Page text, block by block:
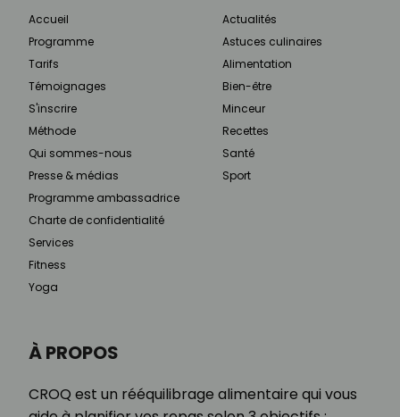
À PROPOS
CROQ est un rééquilibrage alimentaire qui vous
Accueil
Programme
Tarifs
Témoignages
S'inscrire
Méthode
Qui sommes-nous
Presse & médias
Programme ambassadrice
Charte de confidentialité
Services
Fitness
Yoga
Actualités
Astuces culinaires
Alimentation
Bien-être
Minceur
Recettes
Santé
Sport